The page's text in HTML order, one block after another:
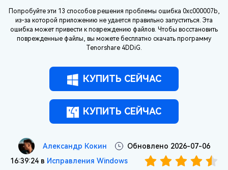
Попробуйте эти 13 способов решения проблемы ошибка 0xc000007b,
из-за которой приложению не удается правильно запуститься. Эта
ошибка может привести к повреждению файлов. Чтобы восстановить
поврежденные файлы, вы можете бесплатно скачать программу
Tenorshare 4DDiG.
КУПИТЬ СЕЙЧАС
КУПИТЬ СЕЙЧАС
Александр Кокин
Обновлено 2026-07-06
16:39:24 в Исправления Windows